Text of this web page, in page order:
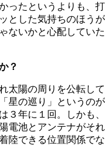
ったというよりも、打
とした気持ちのほうが
ないかと心配していた
？
太陽の周りを公転して
星の巡り」というのが
３年に１回。しかも、
電池とアンテナがそれ
陸できる位置関係でな